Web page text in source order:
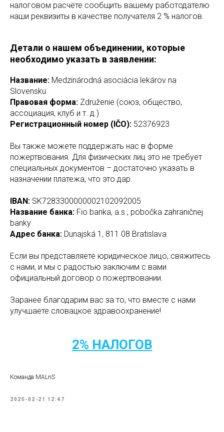
налоговом расчёте сообщить вашему работодателю
наши реквизиты в качестве получателя 2 % налогов.
Детали о нашем объединении, которые
необходимо указать в заявлении:
Название: Medzinárodná asociácia lekárov na
Slovensku
Правовая форма: Združenie (союз, общество,
ассоциация, клуб и т. д.)
Регистрационный номер (IČO): 52376923
Вы также можете поддержать нас в форме
пожертвования. Для физических лиц это не требует
специальных документов – достаточно указать в
назначении платежа, что это дар.
IBAN: SK7283300000002102092005
Название банка: Fio banka, a.s., pobočka zahraničnej
banky
Адрес банка: Dunajská 1, 811 08 Bratislava
Если вы представляете юридическое лицо, свяжитесь
с нами, и мы с радостью заключим с вами
официальный договор о пожертвовании.
Заранее благодарим вас за то, что вместе с нами
улучшаете словацкое здравоохранение!
2% НАЛОГОВ
Команда MALnS
2025-02-21 12:47